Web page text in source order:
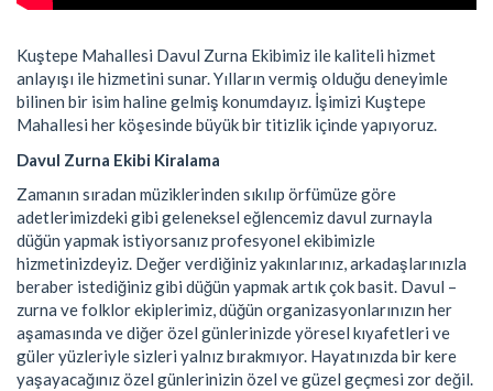
Kuştepe Mahallesi Davul Zurna Ekibimiz ile kaliteli hizmet
anlayışı ile hizmetini sunar. Yılların vermiş olduğu deneyimle
bilinen bir isim haline gelmiş konumdayız. İşimizi Kuştepe
Mahallesi her köşesinde büyük bir titizlik içinde yapıyoruz.
Davul Zurna Ekibi Kiralama
Zamanın sıradan müziklerinden sıkılıp örfümüze göre
adetlerimizdeki gibi geleneksel eğlencemiz davul zurnayla
düğün yapmak istiyorsanız profesyonel ekibimizle
hizmetinizdeyiz. Değer verdiğiniz yakınlarınız, arkadaşlarınızla
beraber istediğiniz gibi düğün yapmak artık çok basit. Davul –
zurna ve folklor ekiplerimiz, düğün organizasyonlarınızın her
aşamasında ve diğer özel günlerinizde yöresel kıyafetleri ve
güler yüzleriyle sizleri yalnız bırakmıyor. Hayatınızda bir kere
yaşayacağınız özel günlerinizin özel ve güzel geçmesi zor değil.